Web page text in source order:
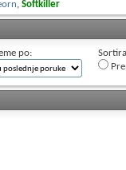
, Softkiller
po: